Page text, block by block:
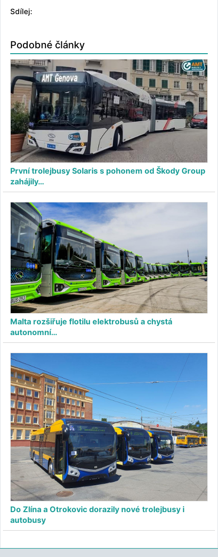
Sdílej:
Podobné články
První trolejbusy Solaris s pohonem od Škody Group
zahájily…
Malta rozšiřuje flotilu elektrobusů a chystá
autonomní…
Do Zlína a Otrokovic dorazily nové trolejbusy i
autobusy